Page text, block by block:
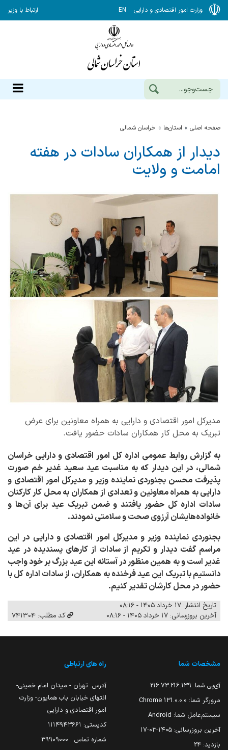
وزارت امور اقتصادی و دارایی EN ارتباط با وزیر
صفحه اصلی استان‌ها خراسان شمالي
دیدار از همکاران سادات در هفته
امامت و ولایت
مدیرکل امور اقتصادی و دارایی به همراه معاونین برای عرض
تبریک به محل کار همکاران سادات حضور یافت.
به گزارش روابط عمومی اداره کل امور اقتصادی و دارایی خراسان
شمالی، در این دیدار که به مناسبت عید سعید غدیر خم صورت
پذیرفت محسن بجنوردی نماینده وزیر و مدیرکل امور اقتصادی و
دارایی به همراه معاونین و تعدادی از همکاران به محل کار کارکنان
سادات اداره کل حضور یافتند و ضمن تبریک عید برای آن‌ها و
خانواده‌هایشان آرزوی صحت و سلامتی نمودند.
بجنوردی نماینده وزیر و مدیرکل امور اقتصادی و دارایی در این
مراسم گفت دیدار و تکریم از سادات از کارهای پسندیده در عید
غدیر است و به همین منظور در آستانه این عید بزرگ بر خود واجب
دانستیم با تبریک این عید فرخنده به همکاران، از سادات اداره کل با
حضور در محل کارشان تقدیر کنیم.
تاریخ انتشار: ۱۷ خرداد ۱۴۰۵ - ۰۸:۱۶
آخرین بروزرسانی: ۱۷ خرداد ۱۴۰۵ - ۰۸:۱۶
کد مطلب: 741304
مشخصات شما
آی‌پی شما: 216.73.216.139
مرورگر شما: 131.0.0.0 Chrome
سیستم‌عامل شما: Android
آخرین بروزرسانی: ۱۴۰۵-۰۳-۱۷
بازدید: 24
راه های ارتباطی
آدرس: تهران - میدان امام خمینی-
انتهای خیابان باب همایون- وزارت
امور اقتصادی و دارایی
کدپستی: ۱۱۱۴۹۴۳۶۶۱
شماره تماس : 39909000